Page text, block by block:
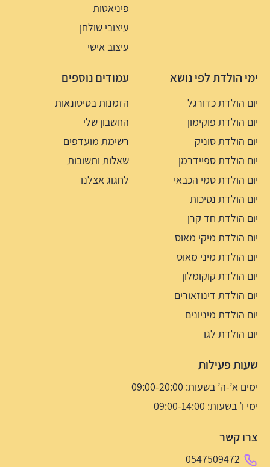
פיניאטות
עיצובי שולחן
עיצוב אישי
ימי הולדת לפי נושא
יום הולדת כדורגל
יום הולדת פוקימון
יום הולדת סוניק
יום הולדת ספיידרמן
יום הולדת סמי הכבאי
יום הולדת נסיכות
יום הולדת חד קרן
יום הולדת מיקי מאוס
יום הולדת מיני מאוס
יום הולדת קוקומלון
יום הולדת דינוזאורים
יום הולדת מיניונים
יום הולדת לגו
עמודים נוספים
הזמנות בסיטונאות
החשבון שלי
רשימת מועדפים
שאלות ותשובות
לחגוג אצלנו
שעות פעילות
ימים א’-ה’ בשעות: 09:00-20:00
ימי ו’ בשעות: 09:00-14:00
צרו קשר
0547509472